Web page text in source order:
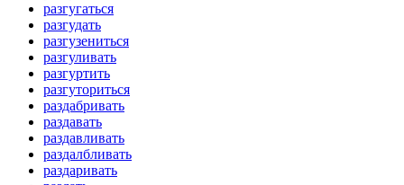
разгугаться
разгудать
разгузениться
разгуливать
разгуртить
разгуториться
раздабривать
раздавать
раздавливать
раздалбливать
раздаривать